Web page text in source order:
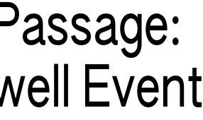
Event